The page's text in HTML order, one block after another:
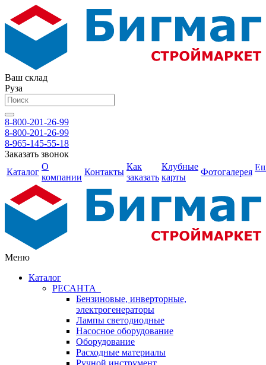
Ваш склад
Руза
8-800-201-26-99
8-800-201-26-99
8-965-145-55-18
Заказать звонок
Каталог
О
компании
Контакты
Как
заказать
Клубные
карты
Фотогалерея
Меню
Каталог
РЕСАНТА
Бензиновые, инверторные,
электрогенераторы
Лампы светодиодные
Насосное оборудование
Оборудование
Расходные материалы
Ручной инструмент